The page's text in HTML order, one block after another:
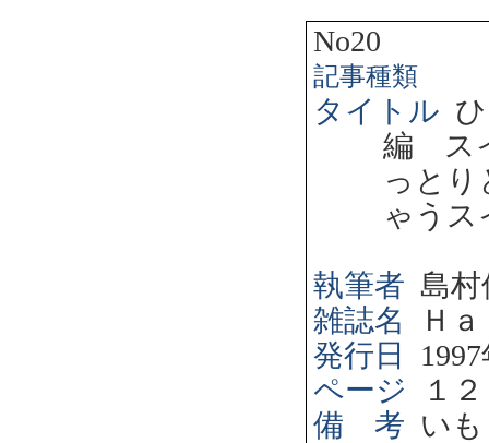
No20
記事種類
タイトル
編 ス
っとり
ゃうス
執筆者 島村
雑誌名
Ｈ
発行日
1997
ページ
１
備 考 い